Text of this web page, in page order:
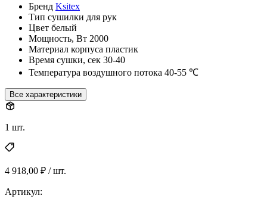
Бренд Ksitex
Тип сушилки для рук
Цвет белый
Мощность, Вт 2000
Материал корпуса пластик
Время сушки, сек 30-40
Температура воздушного потока 40-55 ℃
Все характеристики
1 шт.
4 918,00 ₽ / шт.
Артикул: